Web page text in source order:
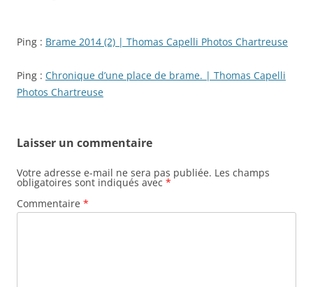
Ping : Brame 2014 (2) | Thomas Capelli Photos Chartreuse
Ping : Chronique d’une place de brame. | Thomas Capelli
Photos Chartreuse
Laisser un commentaire
Votre adresse e-mail ne sera pas publiée. Les champs
obligatoires sont indiqués avec *
Commentaire *